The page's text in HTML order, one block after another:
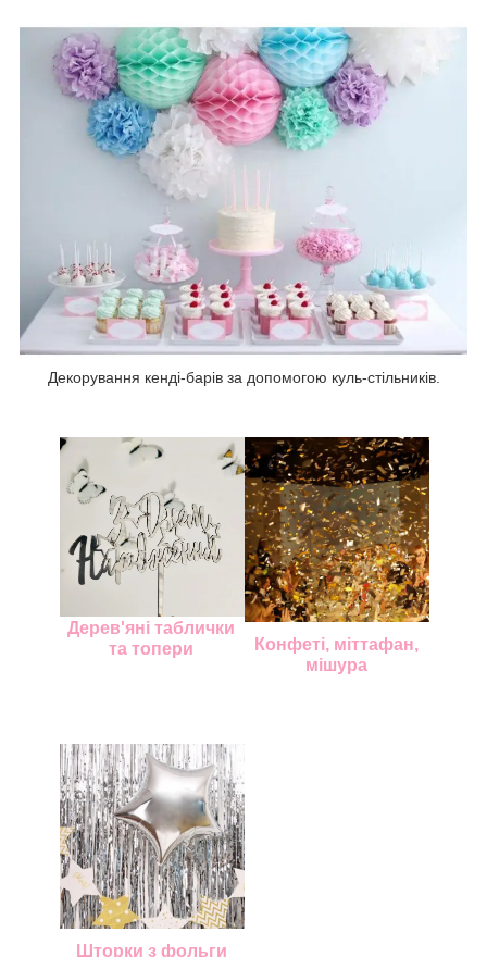
Декорування кенді-барів за допомогою куль-стільників.
Дерев'яні таблички
та топери
Конфеті, міттафан,
мішура
Шторки з фольги